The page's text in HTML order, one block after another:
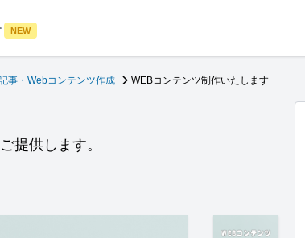
NEW
事・Webコンテンツ作成 WEBコンテンツ制作いたします
提供します。